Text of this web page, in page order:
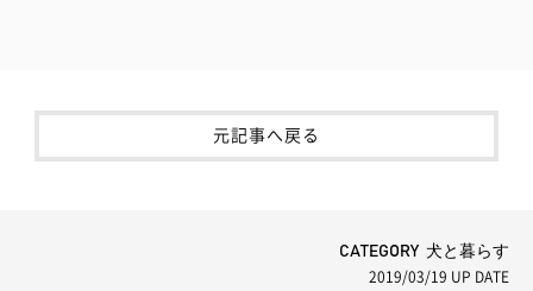
元記事へ戻る
CATEGORY 犬と暮らす
2019/03/19 UP DATE